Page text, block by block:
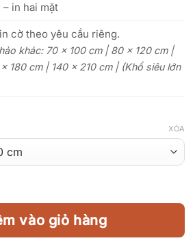
đến
700,000₫
– in hai mặt
cờ theo yêu cầu riêng.
khác: 70 x 100 cm | 80 x 120 cm |
180 cm | 140 x 210 cm | (Khổ siêu lớn
XÓA
vào giỏ hàng